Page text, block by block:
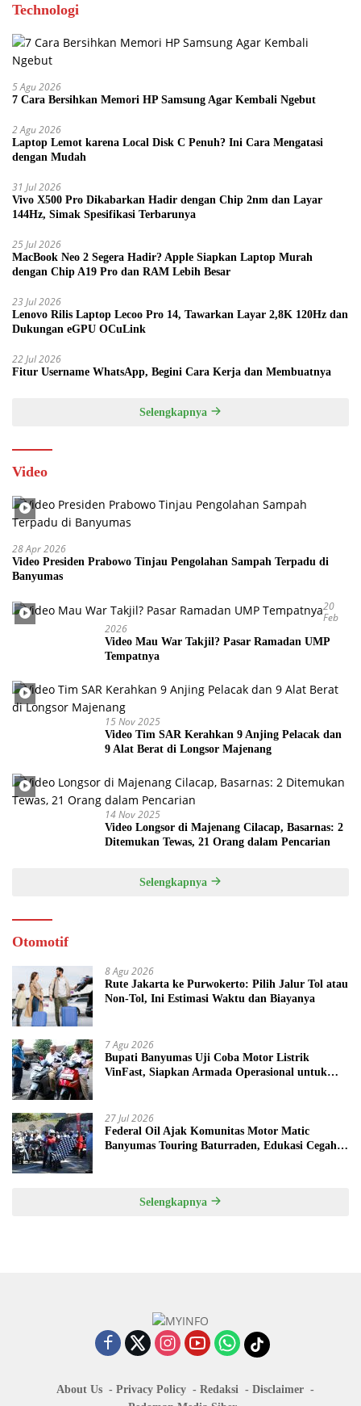
Technologi
5 Agu 2026
7 Cara Bersihkan Memori HP Samsung Agar Kembali Ngebut
2 Agu 2026
Laptop Lemot karena Local Disk C Penuh? Ini Cara Mengatasi
dengan Mudah
31 Jul 2026
Vivo X500 Pro Dikabarkan Hadir dengan Chip 2nm dan Layar
144Hz, Simak Spesifikasi Terbarunya
25 Jul 2026
MacBook Neo 2 Segera Hadir? Apple Siapkan Laptop Murah
dengan Chip A19 Pro dan RAM Lebih Besar
23 Jul 2026
Lenovo Rilis Laptop Lecoo Pro 14, Tawarkan Layar 2,8K 120Hz dan
Dukungan eGPU OCuLink
22 Jul 2026
Fitur Username WhatsApp, Begini Cara Kerja dan Membuatnya
Selengkapnya
Video
28 Apr 2026
Video Presiden Prabowo Tinjau Pengolahan Sampah Terpadu di
Banyumas
20
Feb
2026
Video Mau War Takjil? Pasar Ramadan UMP
Tempatnya
15 Nov 2025
Video Tim SAR Kerahkan 9 Anjing Pelacak dan
9 Alat Berat di Longsor Majenang
14 Nov 2025
Video Longsor di Majenang Cilacap, Basarnas: 2
Ditemukan Tewas, 21 Orang dalam Pencarian
Selengkapnya
Otomotif
8 Agu 2026
Rute Jakarta ke Purwokerto: Pilih Jalur Tol atau
Non-Tol, Ini Estimasi Waktu dan Biayanya
7 Agu 2026
Bupati Banyumas Uji Coba Motor Listrik
VinFast, Siapkan Armada Operasional untuk
27 Jul 2026
Federal Oil Ajak Komunitas Motor Matic
Banyumas Touring Baturraden, Edukasi Cegah
Selengkapnya
About Us Privacy Policy Redaksi
Disclaimer